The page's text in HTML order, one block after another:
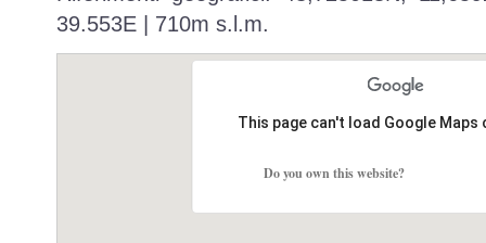
39.553E | 710m s.l.m.
This page can't load Google
Do you own this website?